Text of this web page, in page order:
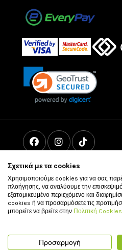
© 2011 - 2026 vour.gr
Σχετικά με τα cookies
Χρησιμοποιούμε cookies για να σας
πλοήγησης, να αναλύουμε την
εξατομικευμένο περιεχόμενο και
cookies ή να προσαρμόσετε τις
μπορείτε να βρείτε στην Πολιτική Cookies
Προσαρμογή